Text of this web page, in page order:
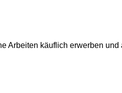
Arbeiten käuflich erwerben